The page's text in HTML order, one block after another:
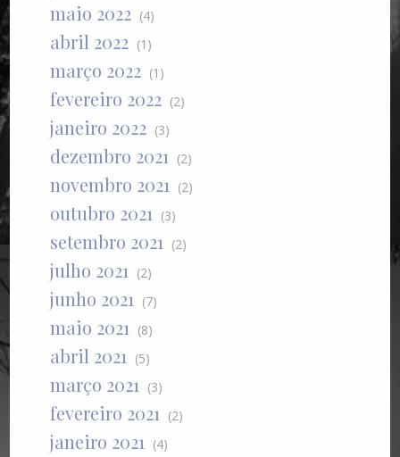
maio 2022 (4)
abril 2022 (1)
março 2022 (1)
fevereiro 2022 (2)
janeiro 2022 (3)
dezembro 2021 (2)
novembro 2021 (2)
outubro 2021 (3)
setembro 2021 (2)
julho 2021 (2)
junho 2021 (7)
maio 2021 (8)
abril 2021 (5)
março 2021 (3)
fevereiro 2021 (2)
janeiro 2021 (4)